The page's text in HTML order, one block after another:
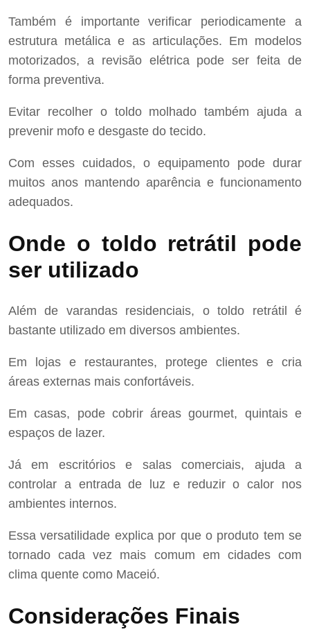
Também é importante verificar periodicamente a
estrutura metálica e as articulações. Em modelos
motorizados, a revisão elétrica pode ser feita de
forma preventiva.
Evitar recolher o toldo molhado também ajuda a
prevenir mofo e desgaste do tecido.
Com esses cuidados, o equipamento pode durar
muitos anos mantendo aparência e funcionamento
adequados.
Onde o toldo retrátil pode
ser utilizado
Além de varandas residenciais, o toldo retrátil é
bastante utilizado em diversos ambientes.
Em lojas e restaurantes, protege clientes e cria
áreas externas mais confortáveis.
Em casas, pode cobrir áreas gourmet, quintais e
espaços de lazer.
Já em escritórios e salas comerciais, ajuda a
controlar a entrada de luz e reduzir o calor nos
ambientes internos.
Essa versatilidade explica por que o produto tem se
tornado cada vez mais comum em cidades com
clima quente como Maceió.
Considerações Finais